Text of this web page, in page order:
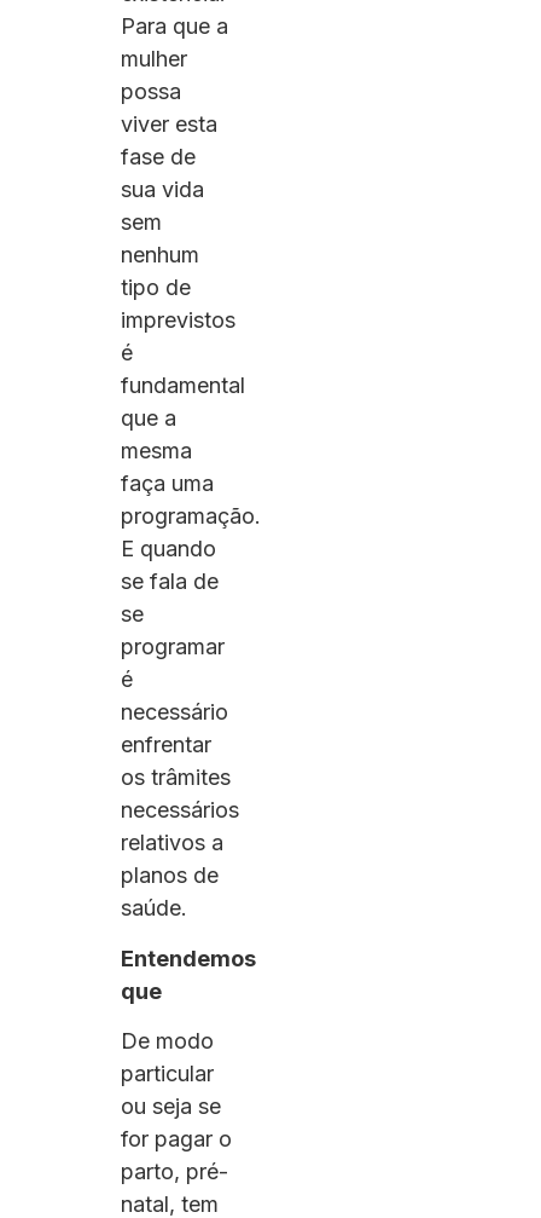
Para que a
mulher
possa
viver esta
fase de
sua vida
sem
nenhum
tipo de
imprevistos
é
fundamental
que a
mesma
faça uma
programação.
E quando
se fala de
se
programar
é
necessário
enfrentar
os trâmites
necessários
relativos a
planos de
saúde.
Entendemos
que
De modo
particular
ou seja se
for pagar o
parto, pré-
natal, tem